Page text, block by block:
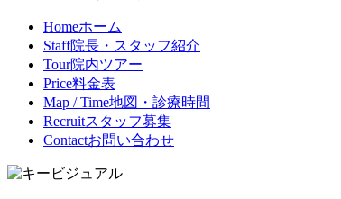
Homeホーム
Staff院長・スタッフ紹介
Tour院内ツアー
Price料金表
Map / Time地図・診療時間
Recruitスタッフ募集
Contactお問い合わせ